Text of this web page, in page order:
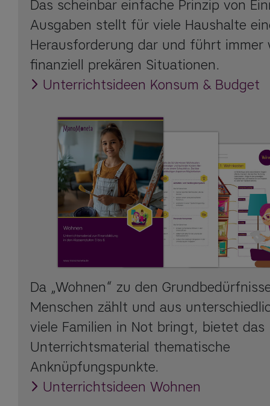
Das scheinbar einfache Prinzip von
Ausgaben stellt für viele Haushalte
Herausforderung dar und führt immer
finanziell prekären Situationen.
Unterrichtsideen Konsum & Budget
Da „Wohnen“ zu den
Menschen zählt und aus
viele Familien in Not bringt, bietet das
Unterrichtsmaterial thematische
Anknüpfungspunkte.
Unterrichtsideen Wohnen